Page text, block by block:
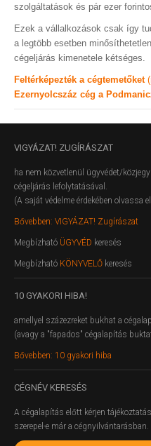
szolgáltatások és pár ezer
Ezek a vállalkozások csak így
a legtöbb esetben
cégeljárás kimenetele kétséges.
Feltérképezték a cégtemetőket
Ezernyolcszáz cég a
VIGYÁZAT! ZUGÍRÁSZAT
ha nem közvetlenül ügyvédet/
cégeljárás lefolytatásával.
(A saját védelme érdekében olvassa
Bővebben: VIGYÁZAT! Zugírászat
Megbízható ÜGYVÉD keresés
Megbízható KÖNYVELŐ keresés
10 GYAKORI HIBA!
amellyel százezreket bukhat a
(avagy a "fapados" cégalapítás
Bővebben: 10 gyakori hiba
CÉGNÉV KERESÉS
A cégalapítás előtt kérjen
szerepel-e már a cégnyilvántarásban.